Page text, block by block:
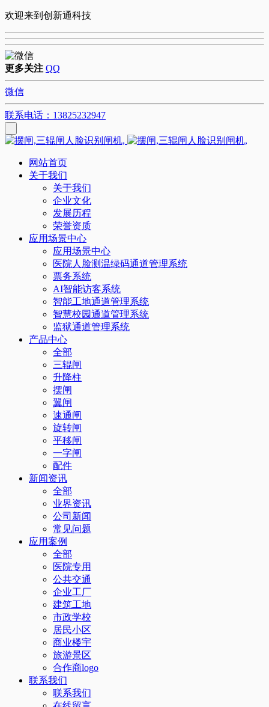
欢迎来到创新通科技
更多关注 QQ
微信
联系电话：13825232947
网站首页
关于我们
关于我们
企业文化
发展历程
荣誉资质
应用场景中心
应用场景中心
医院人脸测温绿码通道管理系统
票务系统
AI智能访客系统
智能工地通道管理系统
智慧校园通道管理系统
监狱通道管理系统
产品中心
全部
三辊闸
升降柱
摆闸
翼闸
速通闸
旋转闸
平移闸
一字闸
配件
新闻资讯
全部
业界资讯
公司新闻
常见问题
应用案例
全部
医院专用
公共交通
企业工厂
建筑工地
市政学校
居民小区
商业楼宇
旅游景区
合作商logo
联系我们
联系我们